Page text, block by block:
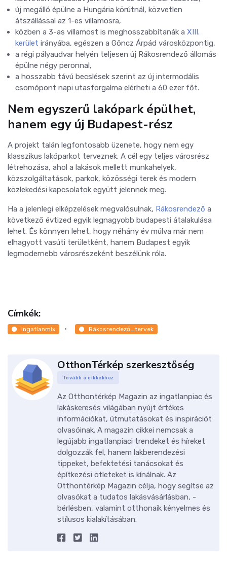
új megálló épülne a Hungária körútnál, közvetlen
átszállással az 1-es villamosra,
közben a 3-as villamost is meghosszabbítanák a XIII.
kerület irányába, egészen a Göncz Árpád városközpontig,
a régi pályaudvar helyén teljesen új Rákosrendező állomás
épülne négy peronnal,
a hosszabb távú becslések szerint az új intermodális
csomópont napi utasforgalma elérheti a 60 ezer főt.
Nem egyszerű lakópark épülhet,
hanem egy új Budapest-rész
A projekt talán legfontosabb üzenete, hogy nem egy
klasszikus lakóparkot terveznek. A cél egy teljes városrész
létrehozása, ahol a lakások mellett munkahelyek,
közszolgáltatások, parkok, közösségi terek és modern
közlekedési kapcsolatok együtt jelennek meg.
Ha a jelenlegi elképzelések megvalósulnak, Rákosrendező a
következő évtized egyik legnagyobb budapesti átalakulása
lehet. És könnyen lehet, hogy néhány év múlva már nem
elhagyott vasúti területként, hanem Budapest egyik
legmodernebb városrészeként beszélünk róla.
Címkék:
Ingatlanmix Rákosrendező_tervek
OtthonTérkép szerkesztőség
Tovább a cikkekhez
Az Otthontérkép Magazin az ingatlanpiac és
lakáskeresés világában nyújt értékes
információkat, útmutatásokat és inspirációt
olvasóinak. A magazin cikkei nemcsak a
legújabb ingatlanpiaci trendeket és híreket
dolgozzák fel, hanem lakberendezési
tippeket, befektetési tanácsokat és
építkezési ötleteket is kínálnak. Az
Otthontérkép Magazin célja, hogy segítse az
olvasókat a tudatos lakásvásárlásban, -
bérlésben, valamint otthonaik kényelmes és
stílusos kialakításában.